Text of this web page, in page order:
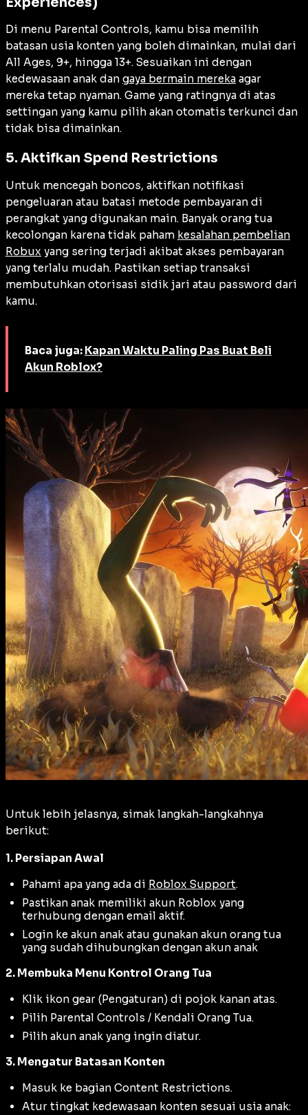
Di menu Parental Controls, kamu bisa memilih
batasan usia konten yang boleh dimainkan, mulai dari
All Ages, 9+, hingga 13+. Sesuaikan ini dengan
kedewasaan anak dan gaya bermain mereka agar
mereka tetap nyaman. Game yang ratingnya di atas
settingan yang kamu pilih akan otomatis terkunci dan
tidak bisa dimainkan.
5. Aktifkan Spend Restrictions
Untuk mencegah boncos, aktifkan notifikasi
pengeluaran atau batasi metode pembayaran di
perangkat yang digunakan main. Banyak orang tua
kecolongan karena tidak paham kesalahan pembelian
Robux yang sering terjadi akibat akses pembayaran
yang terlalu mudah. Pastikan setiap transaksi
membutuhkan otorisasi sidik jari atau password dari
kamu.
Baca juga: Kapan Waktu Paling Pas Buat Beli
Akun Roblox?
Untuk lebih jelasnya, simak langkah-langkahnya
berikut:
1. Persiapan Awal
Pahami apa yang ada di Roblox Support.
Pastikan anak memiliki akun Roblox yang
terhubung dengan email aktif.
Login ke akun anak atau gunakan akun orang tua
yang sudah dihubungkan dengan akun anak
2. Membuka Menu Kontrol Orang Tua
Klik ikon gear (Pengaturan) di pojok kanan atas.
Pilih Parental Controls / Kendali Orang Tua.
Pilih akun anak yang ingin diatur.
3. Mengatur Batasan Konten
Masuk ke bagian Content Restrictions.
Atur tingkat kedewasaan konten sesuai usia anak: